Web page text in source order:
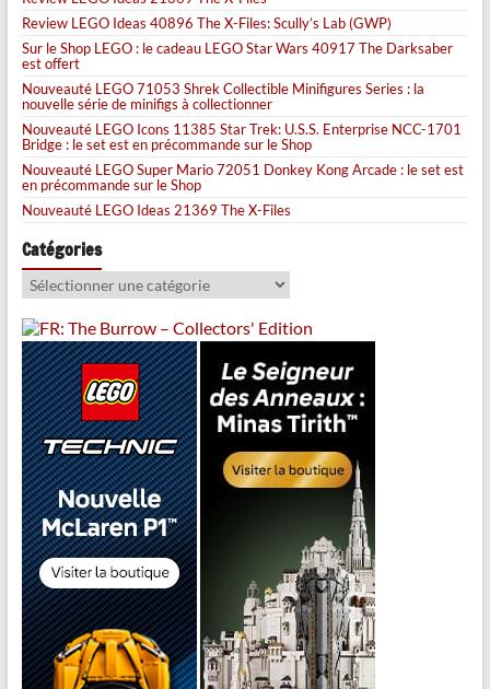
Review LEGO Ideas 40896 The X-Files: Scully’s Lab (GWP)
Sur le Shop LEGO : le cadeau LEGO Star Wars 40917 The Darksaber
est offert
Nouveauté LEGO 71053 Shrek Collectible Minifigures Series : la
nouvelle série de minifigs à collectionner
Nouveauté LEGO Icons 11385 Star Trek: U.S.S. Enterprise NCC-1701
Bridge : le set est en précommande sur le Shop
Nouveauté LEGO Super Mario 72051 Donkey Kong Arcade : le set est
en précommande sur le Shop
Nouveauté LEGO Ideas 21369 The X-Files
Catégories
Catégories